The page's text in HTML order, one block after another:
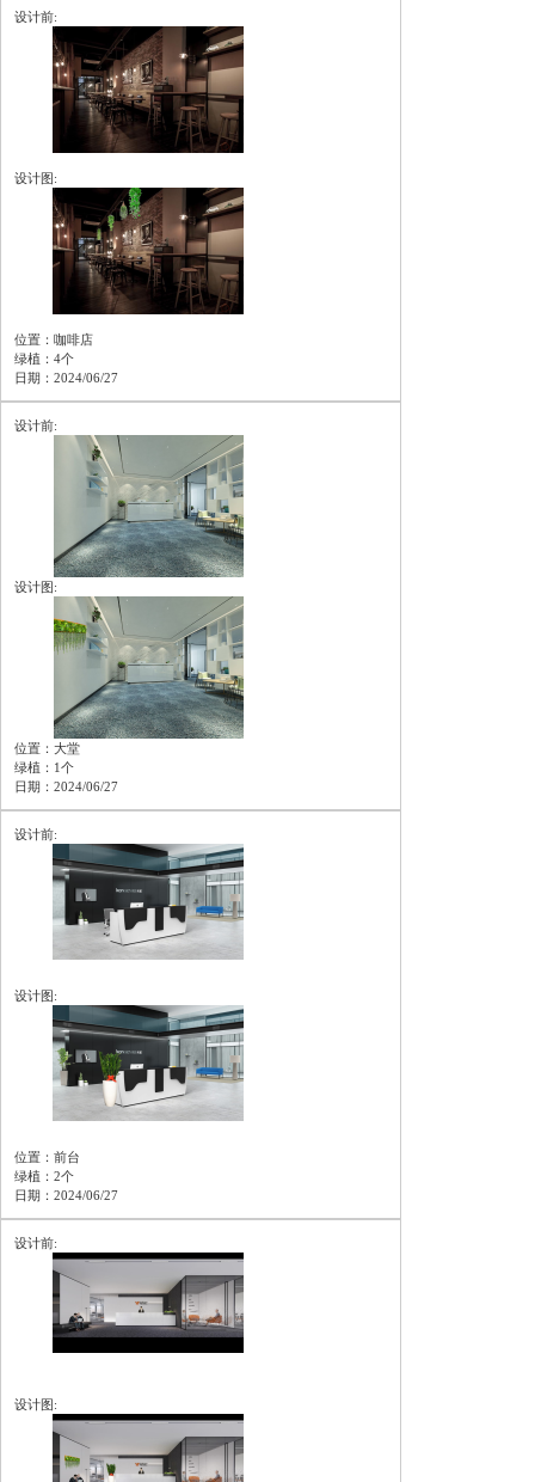
设计前:
设计图:
位置：咖啡店
绿植：4个
日期：2024/06/27
设计前:
设计图:
位置：大堂
绿植：1个
日期：2024/06/27
设计前:
设计图:
位置：前台
绿植：2个
日期：2024/06/27
设计前:
设计图: